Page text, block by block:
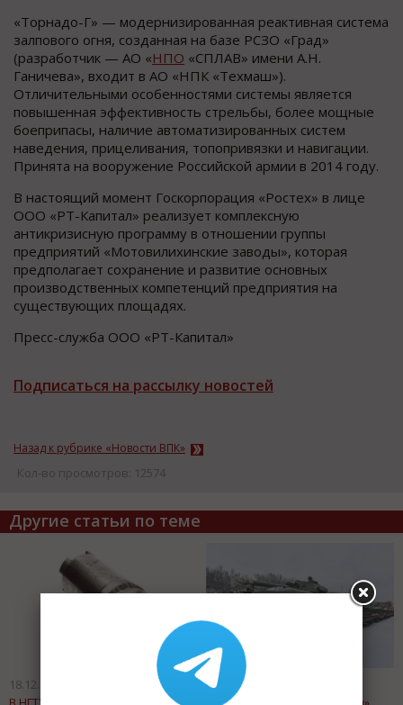
«Торнадо-Г» — модернизированная реактивная система
залпового огня, созданная на базе РСЗО «Град»
(разработчик — АО «НПО «СПЛАВ» имени А.Н.
Ганичева», входит в АО «НПК «Техмаш»).
Отличительными особенностями системы является
повышенная эффективность стрельбы, более мощные
боеприпасы, наличие автоматизированных систем
наведения, прицеливания, топопривязки и навигации.
Принята на вооружение Российской армии в 2014 году.
В настоящий момент Госкорпорация «Ростех» в лице
ООО «РТ-Капитал» реализует комплексную
антикризисную программу в отношении группы
предприятий «Мотовилихинские заводы», которая
предполагает сохранение и развитие основных
производственных компетенций предприятия на
существующих площадях.
Пресс-служба ООО «РТ-Капитал»
Подписаться на рассылку новостей
Назад к рубрике «Новости ВПК»
Кол-во просмотров: 12574
Другие статьи по теме
18.12.2019
04.12.2019